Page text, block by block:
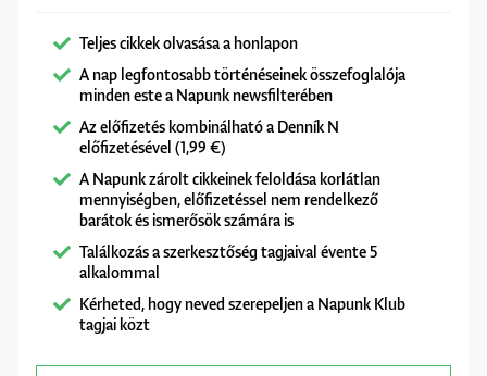
Teljes cikkek olvasása a honlapon
A nap legfontosabb történéseinek összefoglalója
minden este a Napunk newsfilterében
Az előfizetés kombinálható a Denník N
előfizetésével (1,99 €)
A Napunk zárolt cikkeinek feloldása korlátlan
mennyiségben, előfizetéssel nem rendelkező
barátok és ismerősök számára is
Találkozás a szerkesztőség tagjaival évente 5
alkalommal
Kérheted, hogy neved szerepeljen a Napunk Klub
tagjai közt